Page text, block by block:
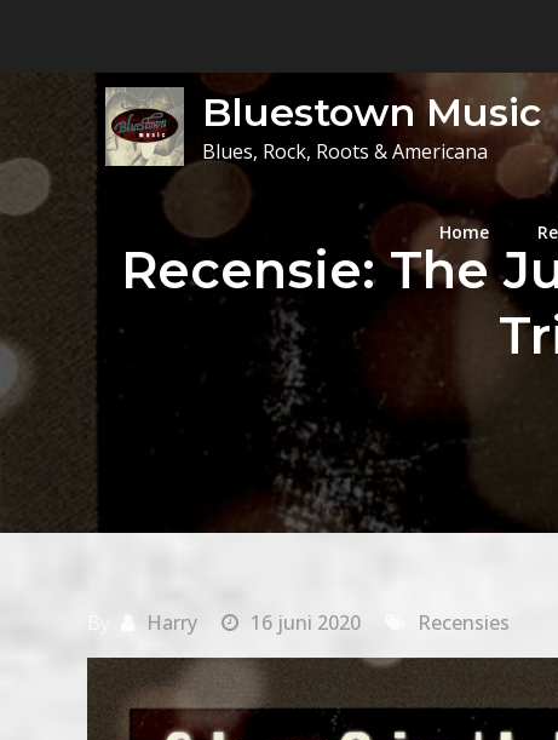
Bluestown Music
Blues, Rock, Roots & Americana
Home
Recensie: The
Harry 16 juni 2020 Recensies